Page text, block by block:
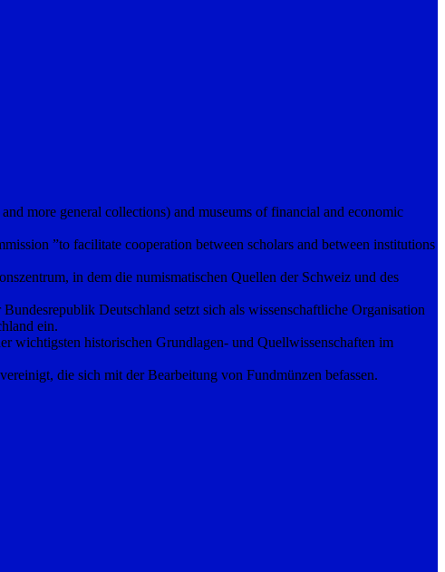
more general collections) and museums of financial and economic
”to facilitate cooperation between scholars and between institutions
in dem die numismatischen Quellen der Schweiz und des
Deutschland setzt sich als wissenschaftliche Organisation
ein.
wichtigsten historischen Grundlagen- und Quellwissenschaften im
die sich mit der Bearbeitung von Fundmünzen befassen.